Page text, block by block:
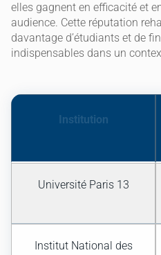
elles gagnent en efficacité et
audience. Cette réputation
davantage d’étudiants et de
indispensables dans un
Institution
Université Paris 13
Institut National des